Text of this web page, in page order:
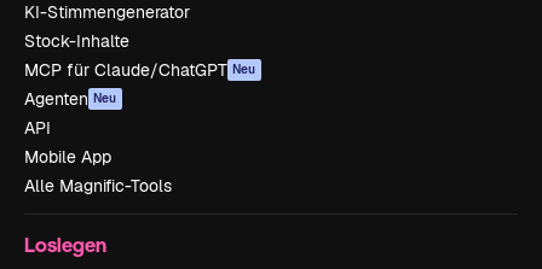
KI-Stimmengenerator
Stock-Inhalte
MCP für Claude/ChatGPT Neu
Agenten Neu
API
Mobile App
Alle Magnific-Tools
Loslegen